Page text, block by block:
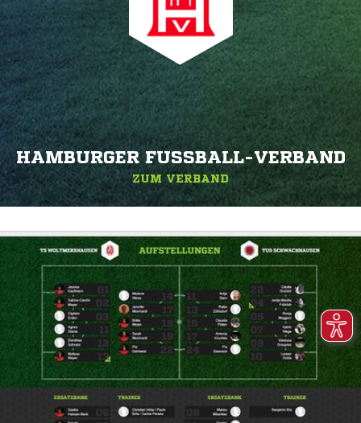
HAMBURGER FUSSBALL-VERBAND
ZUM VERBAND